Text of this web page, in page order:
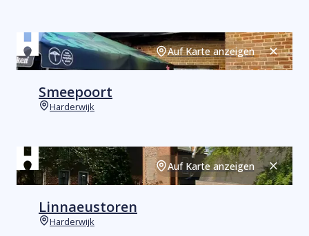
Auf Karte anzeigen
Smeepoort
Harderwijk
Auf Karte anzeigen
Linnaeustoren
Harderwijk